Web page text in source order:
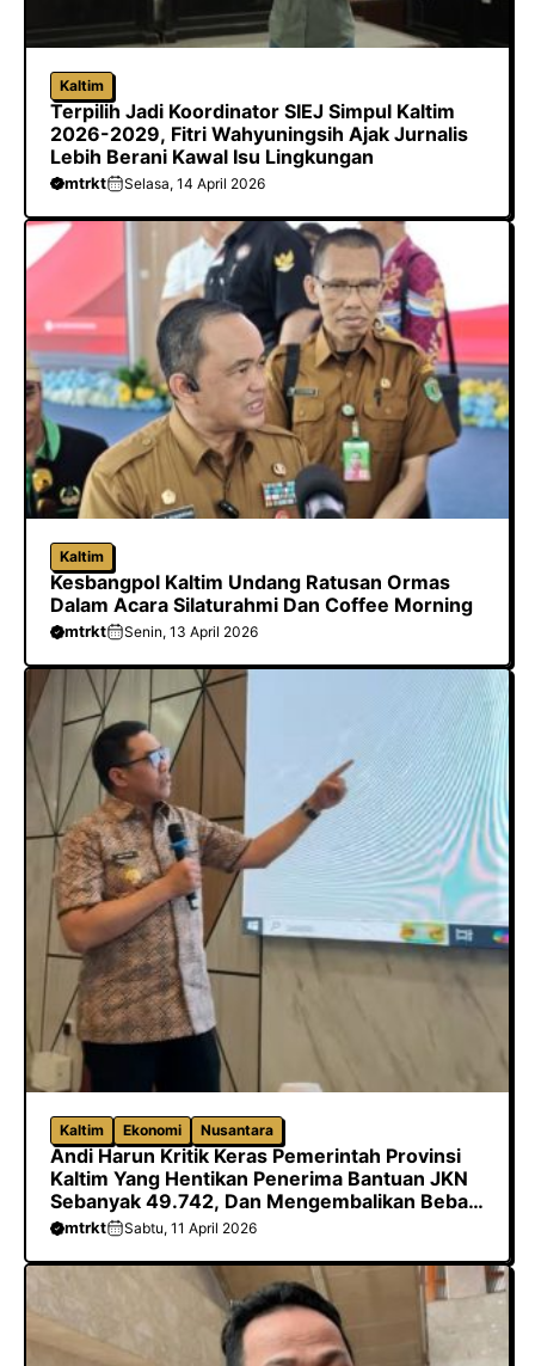
Kaltim
Terpilih Jadi Koordinator SIEJ Simpul Kaltim
2026-2029, Fitri Wahyuningsih Ajak Jurnalis
Lebih Berani Kawal Isu Lingkungan
mtrkt Selasa, 14 April 2026
Kaltim
Kesbangpol Kaltim Undang Ratusan Ormas
Dalam Acara Silaturahmi Dan Coffee Morning
mtrkt Senin, 13 April 2026
Kaltim Ekonomi Nusantara
Andi Harun Kritik Keras Pemerintah Provinsi
Kaltim Yang Hentikan Penerima Bantuan JKN
Sebanyak 49.742, Dan Mengembalikan Beban
Biaya Ke Kabupaten/Kota
mtrkt Sabtu, 11 April 2026